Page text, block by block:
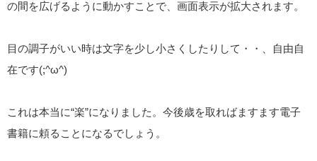
の間を広げるように動かすことで、画面表示が拡大されます。
目の調子がいい時は文字を少し小さくしたりして・・、自由自
在です(;^ω^)
これは本当に“楽”になりました。今後歳を取ればますます電子
書籍に頼ることになるでしょう。